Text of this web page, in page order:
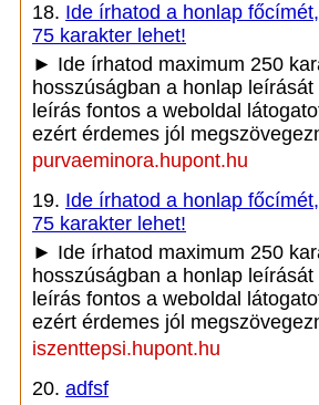
18. Ide írhatod a honlap
75 karakter lehet!
► Ide írhatod maximum 250
hosszúságban a honlap
leírás fontos a weboldal
ezért érdemes jól
purvaeminora.hupont.hu
19. Ide írhatod a honlap
75 karakter lehet!
► Ide írhatod maximum 250
hosszúságban a honlap
leírás fontos a weboldal
ezért érdemes jól
iszenttepsi.hupont.hu
20. adfsf